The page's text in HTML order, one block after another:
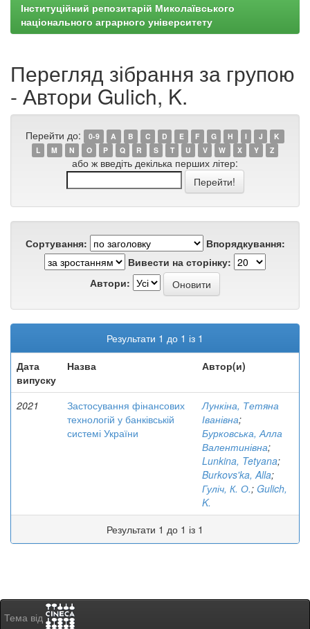
Інституційний репозитарій Миколаївського
національного аграрного університету
Перегляд зібрання за групою
- Автори Gulich, K.
Перейти до: 0-9 A B C D E F G H I J
K
L
M N O P Q R S T U V W X Y Z
або ж введіть декілька перших літер:
Сортування:
Впорядкування:
Вивести на сторінку:
Автори:
Результати 1 до 1 із 1
Дата
випуску
Назва Автор(и)
2021
Застосування фінансових
технологій у банківській
системі України
Лункіна, Тетяна
Іванівна;
Бурковська, Алла
Валентинівна;
Lunkina, Tetyana;
Burkovs'ka, Alla;
Гуліч, К. О.; Gulich,
K.
Результати 1 до 1 із 1
Тема від